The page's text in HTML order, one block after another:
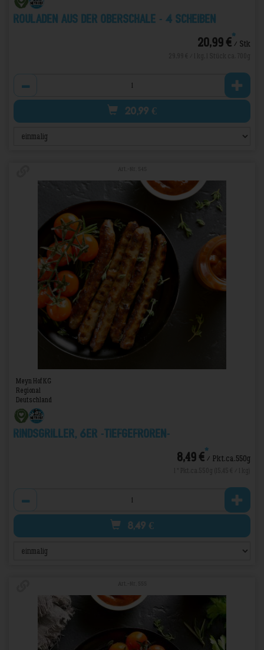
Rouladen aus der Oberschale - 4 Scheiben
20,99 €*/ Stk
20,99 €
Meyn Hof KG
Regional
Deutschland
Rindsgriller, 6er -TIEFGEFROREN-
8,49 €*/ Pkt.ca.550g
8,49 €